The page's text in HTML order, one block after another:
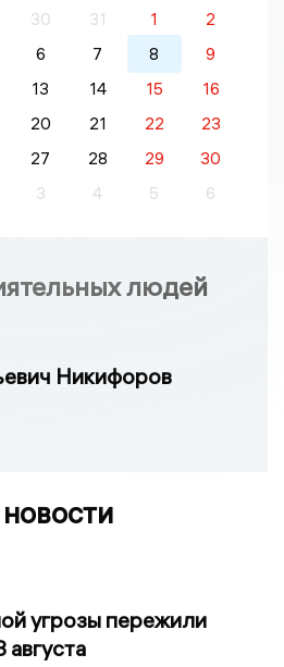
30 31 1
2
6 7 8
9
13 14 15
16
20 21 22
23
27 28 29
30
3 4 5 6
людей
Никифоров
угрозы пережили